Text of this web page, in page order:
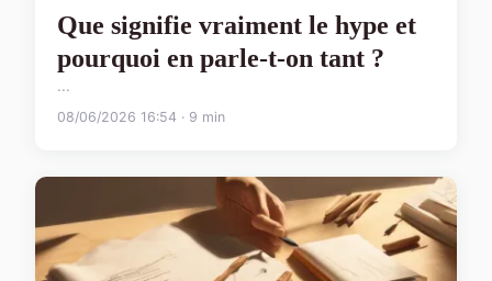
Que signifie vraiment le hype et
pourquoi en parle-t-on tant ?
...
08/06/2026 16:54 · 9 min